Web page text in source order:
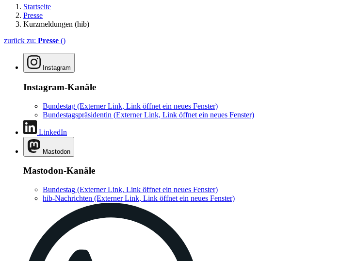
Startseite
Presse
Kurzmeldungen (hib)
zurück zu: Presse ()
Instagram
Instagram-Kanäle
Bundestag (Externer Link, Link öffnet ein neues Fenster)
Bundestagspräsidentin (Externer Link, Link öffnet ein neues Fenster)
LinkedIn
Mastodon
Mastodon-Kanäle
Bundestag (Externer Link, Link öffnet ein neues Fenster)
hib-Nachrichten (Externer Link, Link öffnet ein neues Fenster)